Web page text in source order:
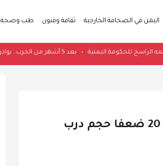
اليمن في الصحافة الخارجية ثقافة وفنون طب وصحة
ويؤكد دعمه الراسخ للحكومة اليمنية•بعد 5 أشهر من الحرب.. بوادر اتفاق "وشيك" لفتح مضيق هرمز
اكتشاف أكبر سحابة غازية في الفضاء تبلغ 20 ضعفا حجم درب